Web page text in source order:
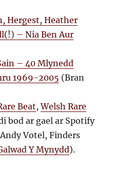
Hergest, Heather
– Nia Ben Aur
– 40 Mlynedd
1969-2005 (Bran
Beat,Welsh Rare
bod ar gael ar Spotify
Votel, Finders
Y Mynydd).